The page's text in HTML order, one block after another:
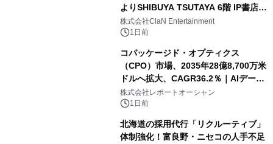
よりSHIBUYA TSUTAYA 6階 IP書店で
開催決定！！
株式会社ClaN Entertainment
1日前
コパッケージド・オプティクス
（CPO）市場、2035年28億8,700万米
ドルへ拡大、CAGR36.2％｜AIデータ
センター・高速光通信需要が成長を加
速
株式会社レポートオーシャン
1日前
北海道の採用代行「リクルーティブ」
体制強化！富良野・ニセコの人手不足